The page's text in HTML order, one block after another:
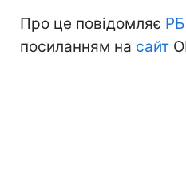
Про це повідомляє
посиланням на сайт